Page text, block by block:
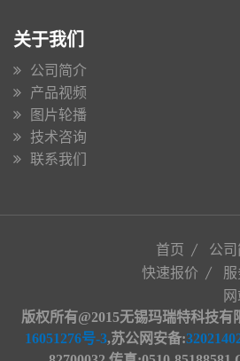
关于我们
公司简介
产品视频
图片轮播
技术咨询
联系我们
首页 公
快速报价
版权所有@2015无锡玛瑞特科技有
16051276号-3,苏公网安备: